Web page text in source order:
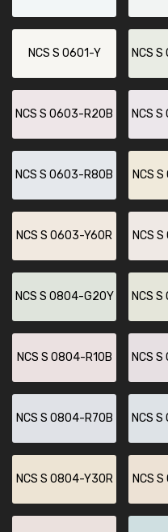
NCS S 0601-Y NCS
NCS S 0603-R20B NCS
NCS S 0603-R80B NCS
NCS S 0603-Y60R NCS
NCS S 0804-G20Y NCS
NCS S 0804-R10B NCS
NCS S 0804-R70B NCS
NCS S 0804-Y30R NCS